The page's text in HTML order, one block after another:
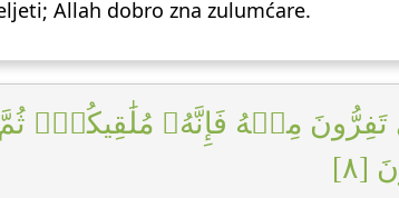
Allah dobro zna zulumćare.
مِنۡهُ فَإِنَّهُۥ مُلَٰقِيكُمۡۖ
[٨]